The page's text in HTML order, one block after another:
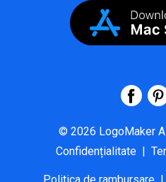
© 2026 LogoMaker
Confidențialitate |